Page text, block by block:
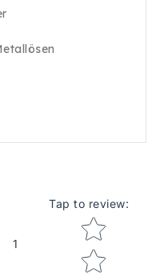
1
Tap to review:
Star rating